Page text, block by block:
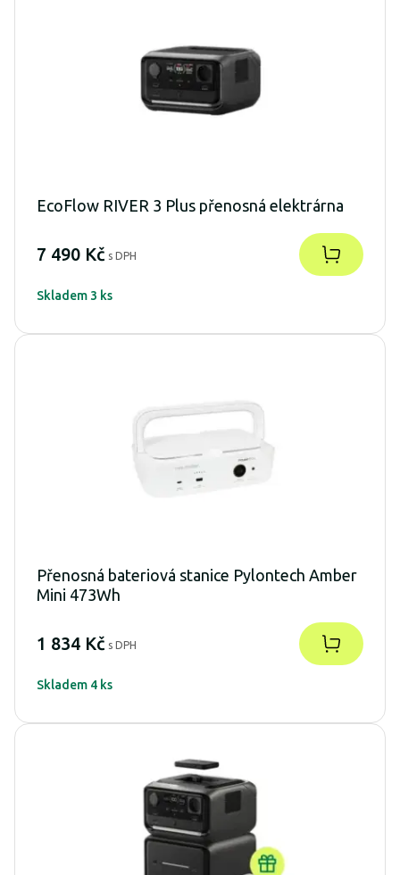
EcoFlow RIVER 3 Plus přenosná elektrárna
7 490 Kč s DPH
Skladem 3 ks
Přenosná bateriová stanice Pylontech Amber
Mini 473Wh
1 834 Kč s DPH
Skladem 4 ks